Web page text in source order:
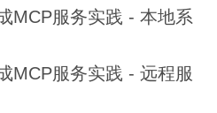
MCP服务实践 - 本地系
MCP服务实践 - 远程服